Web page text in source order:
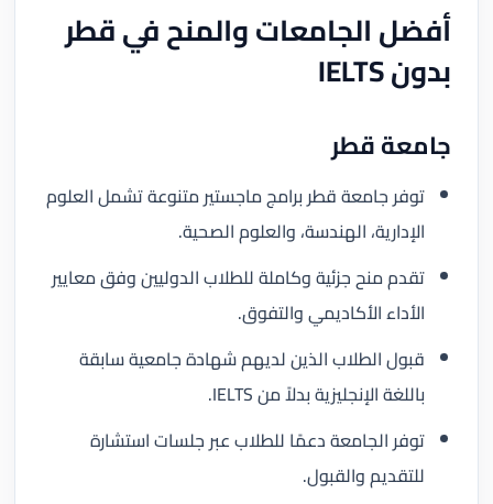
أفضل الجامعات والمنح في قطر
بدون IELTS
جامعة قطر
توفر جامعة قطر برامج ماجستير متنوعة تشمل العلوم
الإدارية، الهندسة، والعلوم الصحية.
تقدم منح جزئية وكاملة للطلاب الدوليين وفق معايير
الأداء الأكاديمي والتفوق.
قبول الطلاب الذين لديهم شهادة جامعية سابقة
باللغة الإنجليزية بدلاً من IELTS.
توفر الجامعة دعمًا للطلاب عبر جلسات استشارة
للتقديم والقبول.